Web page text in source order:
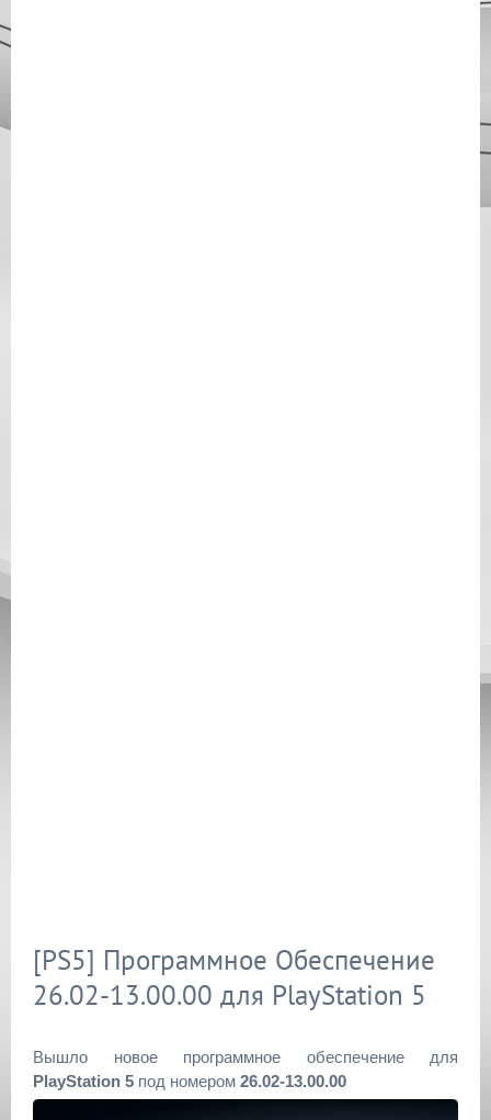
[PS5] Программное Обеспечение
26.02-13.00.00 для PlayStation 5
Вышло новое программное обеспечение для
PlayStation 5 под номером 26.02-13.00.00